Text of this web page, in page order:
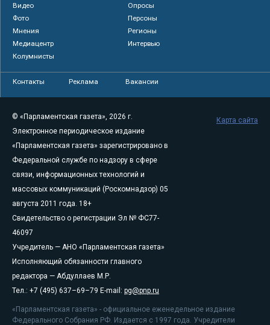
Видео
Опросы
Фото
Персоны
Мнения
Регионы
Медиацентр
Интервью
Колумнисты
Контакты Реклама Вакансии
© «Парламентская газета», 2026 г.
Электронное периодическое издание
«Парламентская газета» зарегистрировано в
Федеральной службе по надзору в сфере
связи, информационных технологий и
массовых коммуникаций (Роскомнадзор) 05
августа 2011 года. 18+
Свидетельство о регистрации Эл № ФС77-
46097
Учредитель — АНО «Парламентская газета»
Исполняющий обязанности главного
редактора — Абдуллаев М.Р.
Тел.: +7 (495) 637–69–79 E-mail: pg@pnp.ru
«Парламентская газета» - официальное еженедельное издание
Федерального Собрания РФ. Издается с 1997 года. Учредители
Карта сайта